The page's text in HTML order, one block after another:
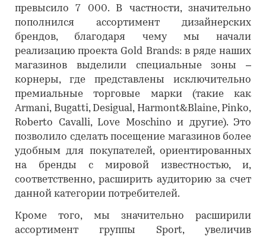
превысило 7 000. В частности, значительно
пополнился ассортимент дизайнерских
брендов, благодаря чему мы начали
реализацию проекта Gold Brands: в ряде наших
магазинов выделили специальные зоны –
корнеры, где представлены исключительно
премиальные торговые марки (такие как
Armani, Bugatti, Desigual, Harmont&Blaine, Pinko,
Roberto Cavalli, Love Moschino и другие). Это
позволило сделать посещение магазинов более
удобным для покупателей, ориентированных
на бренды с мировой известностью, и,
соответственно, расширить аудиторию за счет
данной категории потребителей.
Кроме того, мы значительно расширили
ассортимент группы Sport, увеличив